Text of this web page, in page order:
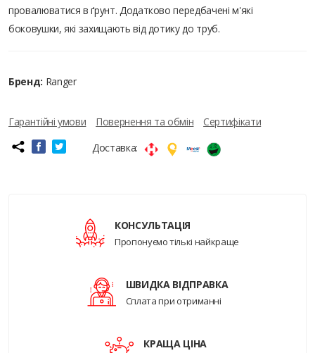
провалюватися в ґрунт. Додатково передбачені м'які
боковушки, які захищають від дотику до труб.
Бренд: Ranger
Гарантійні умови Повернення та обмін
Сертифікати
Доставка:
КОНСУЛЬТАЦІЯ
Пропонуємо тількі найкраще
ШВИДКА ВІДПРАВКА
Сплата при отриманні
КРАЩА ЦІНА